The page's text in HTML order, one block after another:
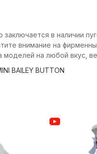
в наличии
внимание на
на любой вкус,
BAILEY BUTTON